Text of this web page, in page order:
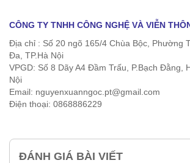
CÔNG TY TNHH CÔNG NGHỆ VÀ VIỄN
Địa chỉ : Số 20 ngõ 165/4 Chùa Bộc, Phường
Đa, TP.Hà Nội
VPGD: Số 8 Dãy A4 Đầm Trấu, P.Bạch Đằng,
Nội
Email: nguyenxuanngoc.pt@gmail.com
Điện thoại: 0868886229
ĐÁNH GIÁ BÀI VIẾT